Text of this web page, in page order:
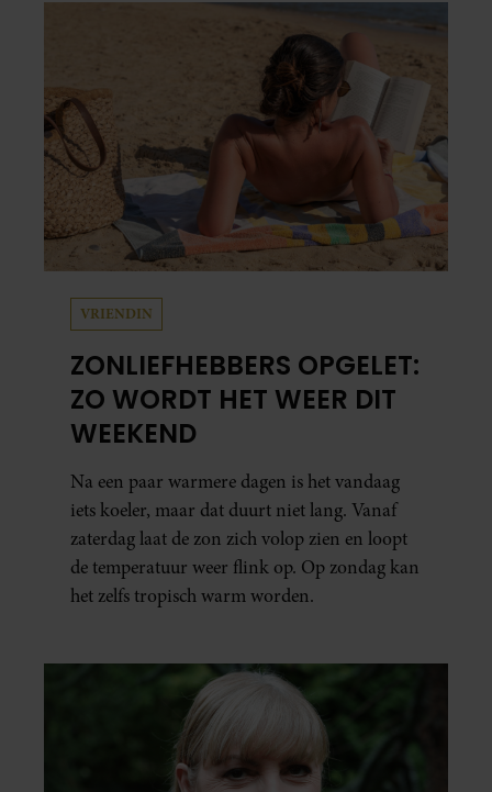
VRIENDIN
ZONLIEFHEBBERS OPGELET:
ZO WORDT HET WEER DIT
WEEKEND
Na een paar warmere dagen is het vandaag
iets koeler, maar dat duurt niet lang. Vanaf
zaterdag laat de zon zich volop zien en loopt
de temperatuur weer flink op. Op zondag kan
het zelfs tropisch warm worden.